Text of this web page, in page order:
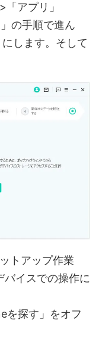
アプリ」
の手順で進ん
します。そして
トアップ作業
イスでの操作に
を探す」をオフ